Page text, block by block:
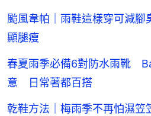
颱風韋帕｜雨鞋這樣穿可減腳
顯腿瘦
春夏雨季必備6對防水雨靴
意 日常著都百搭
乾鞋方法｜梅雨季不再怕濕